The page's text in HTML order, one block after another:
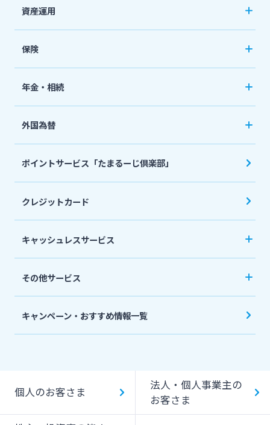
定期預金
おまとめローン
「おまとめ1（ワン）」
住宅ローン
フリーローン
マイカーローン
ローンシミュレーション
資産運用
国債
保険
ネット定期保険
ネット医療保険
死亡保険（生命保険）
生命保険
年金・相続
国民年金基金
個人型確定拠出年金（iDeCo）
相続関連サービス
外国為替
外貨両替・円建小切手取立
外貨預金
ポイントサービス「たまるーじ倶楽部」
クレジットカード
キャッシュレスサービス
みやぎんPay
デビットカード
その他サービス
ペイジー口座振替受付サービス
キャンペーン・おすすめ情報一覧
個人のお客さま
法人・個人事業主の
お客さま